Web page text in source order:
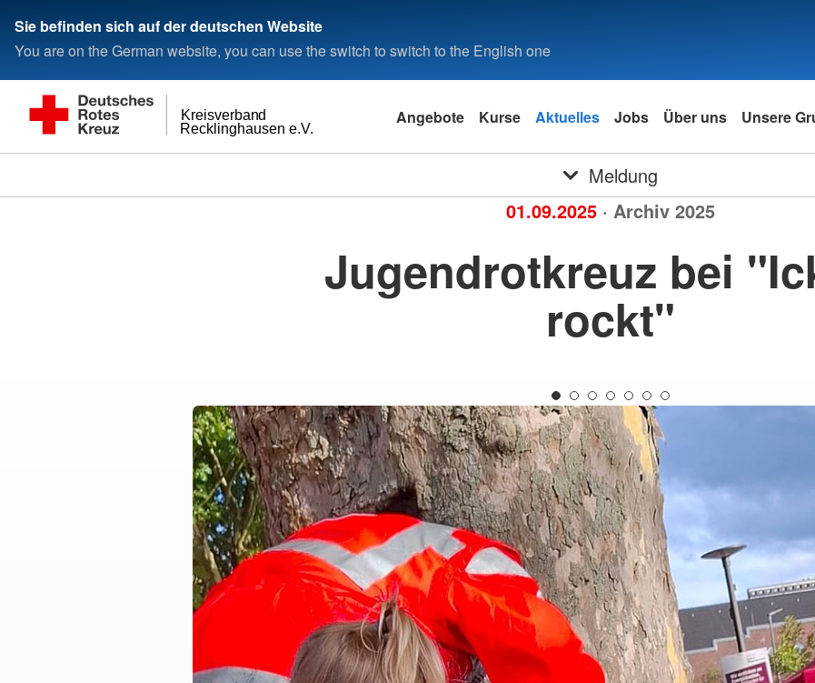
Sie befinden sich auf der deutschen Website
You are on the German website, you can use the switch to switch to the English one
Recklinghausen e.V.
Kreisverband Angebote Kurse Aktuelles Jobs Über uns Unsere
Meldung
01.09.2025 · Archiv 2025
Jugendrotkreuz bei
rockt"